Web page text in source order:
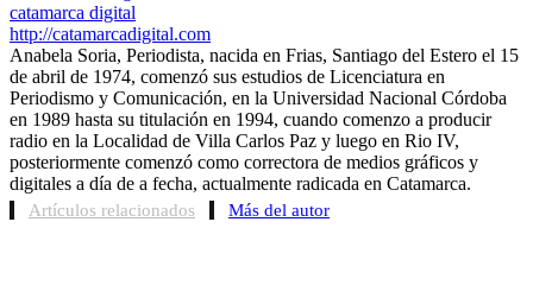
catamarca digital
http://catamarcadigital.com
Anabela Soria, Periodista, nacida en Frias, Santiago del Estero el 15
de abril de 1974, comenzó sus estudios de Licenciatura en
Periodismo y Comunicación, en la Universidad Nacional Córdoba
en 1989 hasta su titulación en 1994, cuando comenzo a producir
radio en la Localidad de Villa Carlos Paz y luego en Rio IV,
posteriormente comenzó como correctora de medios gráficos y
digitales a día de a fecha, actualmente radicada en Catamarca.
Artículos relacionados Más del autor